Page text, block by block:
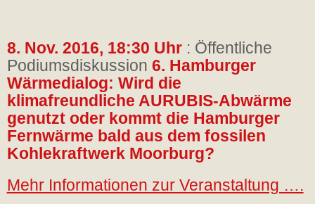
8. Nov. 2016, 18:30 Uhr: Öffentliche
Podiumsdiskussion 6. Hamburger
Wärmedialog: Wird die
klimafreundliche AURUBIS-Abwärme
genutzt oder kommt die Hamburger
Fernwärme bald aus dem fossilen
Kohlekraftwerk Moorburg?
Mehr Informationen zur Veranstaltung ….